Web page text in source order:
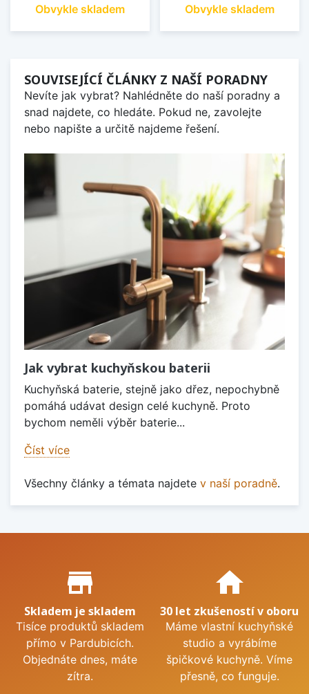
Obvykle skladem Obvykle skladem
SOUVISEJÍCÍ ČLÁNKY Z NAŠÍ PORADNY
Nevíte jak vybrat? Nahlédněte do naší poradny a
snad najdete, co hledáte. Pokud ne, zavolejte
nebo napište a určitě najdeme řešení.
Jak vybrat kuchyňskou baterii
Kuchyňská baterie, stejně jako dřez, nepochybně
pomáhá udávat design celé kuchyně. Proto
bychom neměli výběr baterie...
Číst více
Všechny články a témata najdete v naší poradně.
Proč nakupovat u nás?
store_mall_directory
Skladem je skladem
Tisíce produktů skladem
přímo v Pardubicích.
Objednáte dnes, máte
zítra.
home
30 let zkušeností v oboru
Máme vlastní kuchyňské
studio a vyrábíme
špičkové kuchyně. Víme
přesně, co funguje.